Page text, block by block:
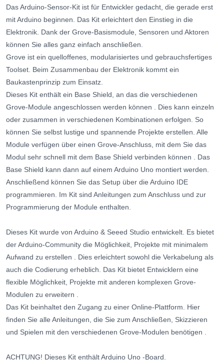
Das Arduino-Sensor-Kit ist für Entwickler gedacht, die gerade erst
mit Arduino beginnen. Das Kit erleichtert den Einstieg in die
Elektronik. Dank der Grove-Basismodule, Sensoren und Aktoren
können Sie alles ganz einfach anschließen.
Grove ist ein quelloffenes, modularisiertes und gebrauchsfertiges
Toolset. Beim Zusammenbau der Elektronik kommt ein
Baukastenprinzip zum Einsatz.
Dieses Kit enthält ein Base Shield, an das die verschiedenen
Grove-Module angeschlossen werden können . Dies kann einzeln
oder zusammen in verschiedenen Kombinationen erfolgen. So
können Sie selbst lustige und spannende Projekte erstellen. Alle
Module verfügen über einen Grove-Anschluss, mit dem Sie das
Modul sehr schnell mit dem Base Shield verbinden können . Das
Base Shield kann dann auf einem Arduino Uno montiert werden.
Anschließend können Sie das Setup über die Arduino IDE
programmieren. Im Kit sind Anleitungen zum Anschluss und zur
Programmierung der Module enthalten.
Dieses Kit wurde von Arduino & Seeed Studio entwickelt. Es bietet
der Arduino-Community die Möglichkeit, Projekte mit minimalem
Aufwand zu erstellen . Dies erleichtert sowohl die Verkabelung als
auch die Codierung erheblich. Das Kit bietet Entwicklern eine
flexible Möglichkeit, Projekte mit anderen komplexen Grove-
Modulen zu erweitern .
Das Kit beinhaltet den Zugang zu einer Online-Plattform. Hier
finden Sie alle Anleitungen, die Sie zum Anschließen, Skizzieren
und Spielen mit den verschiedenen Grove-Modulen benötigen .
ACHTUNG! Dieses Kit enthält Arduino Uno -Board.